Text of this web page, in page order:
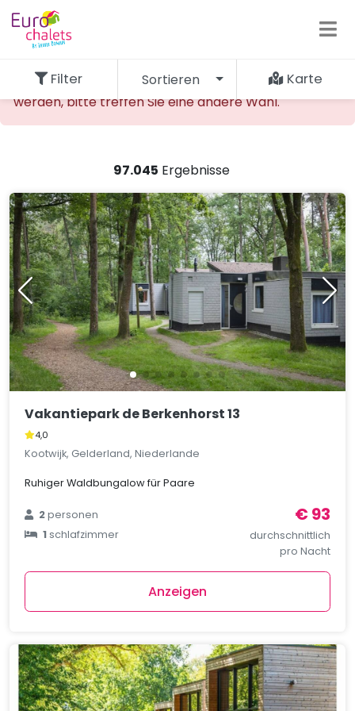
Die gewünschte Unterkunft kann nicht gefunden
werden, bitte treffen Sie eine andere Wahl.
97.045 Ergebnisse
Filter Sortieren Karte
Vakantiepark de Berkenhorst 13
4,0
Kootwijk, Gelderland, Niederlande
Ruhiger Waldbungalow für Paare
2personen
1schlafzimmer
€ 93
durchschnittlich
pro Nacht
Anzeigen